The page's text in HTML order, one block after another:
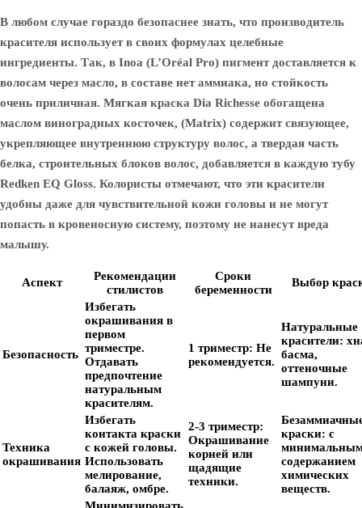
В любом случае гораздо безопаснее знать, что производитель
красителя использует в своих формулах целебные
ингредиенты. Так, в Inoa (L’Oréal Pro) пигмент доставляется к
волосам через масло, в составе нет аммиака, но стойкость
очень приличная. Мягкая краска Dia Richesse обогащена
маслом виноградных косточек, (Matrix) содержит связующее,
укрепляющее внутреннюю структуру волос, а твердая часть
белка, строительных блоков волос, добавляется в каждую тубу
Redken EQ Gloss. Колористы отмечают, что эти красители
удобны даже для чувствительной кожи головы и не могут
попасть в кровеносную систему, поэтому не нанесут вреда
малышу.
Аспект
Рекомендации
стилистов
Сроки
беременности
Выбор
Безопасность
Избегать
окрашивания в
первом
триместре.
Отдавать
предпочтение
натуральным
красителям.
1 триместр: Не
рекомендуется.
Натуральные
красители:
басма,
оттеночные
шампуни.
Техника
окрашивания
Избегать
контакта краски
с кожей головы.
Использовать
мелирование,
балаяж, омбре.
2-3 триместр:
Окрашивание
корней или
щадящие
техники.
краски: с
содержанием
химических
веществ.